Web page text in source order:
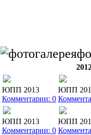
ЮПП 2013
Комментарии: 0
ЮПП
ЮПП 2013
Комментарии: 0
ЮПП